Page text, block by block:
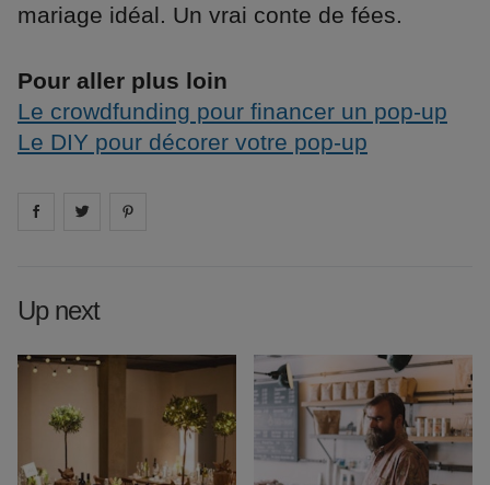
mariage idéal. Un vrai conte de fées.
Pour aller plus loin
Le crowdfunding pour financer un pop-up
Le DIY pour décorer votre pop-up
Share on facebook
Share on
Up next